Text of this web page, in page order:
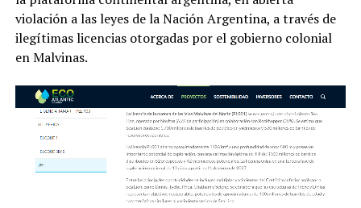
violación a las leyes de la Nación Argentina, a través de
ilegítimas licencias otorgadas por el gobierno colonial
en Malvinas.